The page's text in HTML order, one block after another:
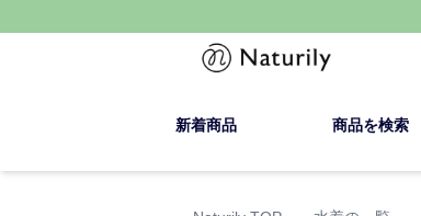
新着商品 商品を検索